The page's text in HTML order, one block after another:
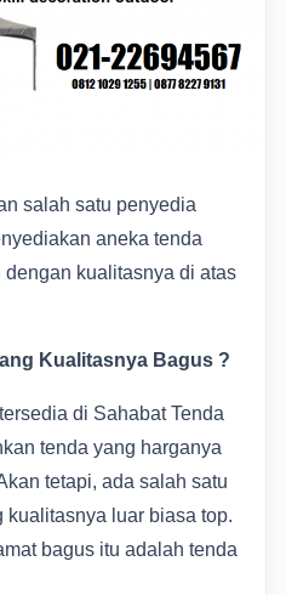
salah satu penyedia
aneka tenda
kualitasnya di atas
Kualitasnya Bagus ?
di Sahabat Tenda
tenda yang harganya
tetapi, ada salah satu
kualitasnya luar biasa top.
bagus itu adalah tenda